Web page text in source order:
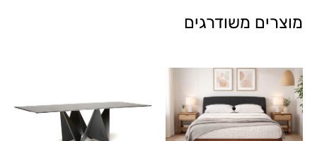
מוצרים משודרגים